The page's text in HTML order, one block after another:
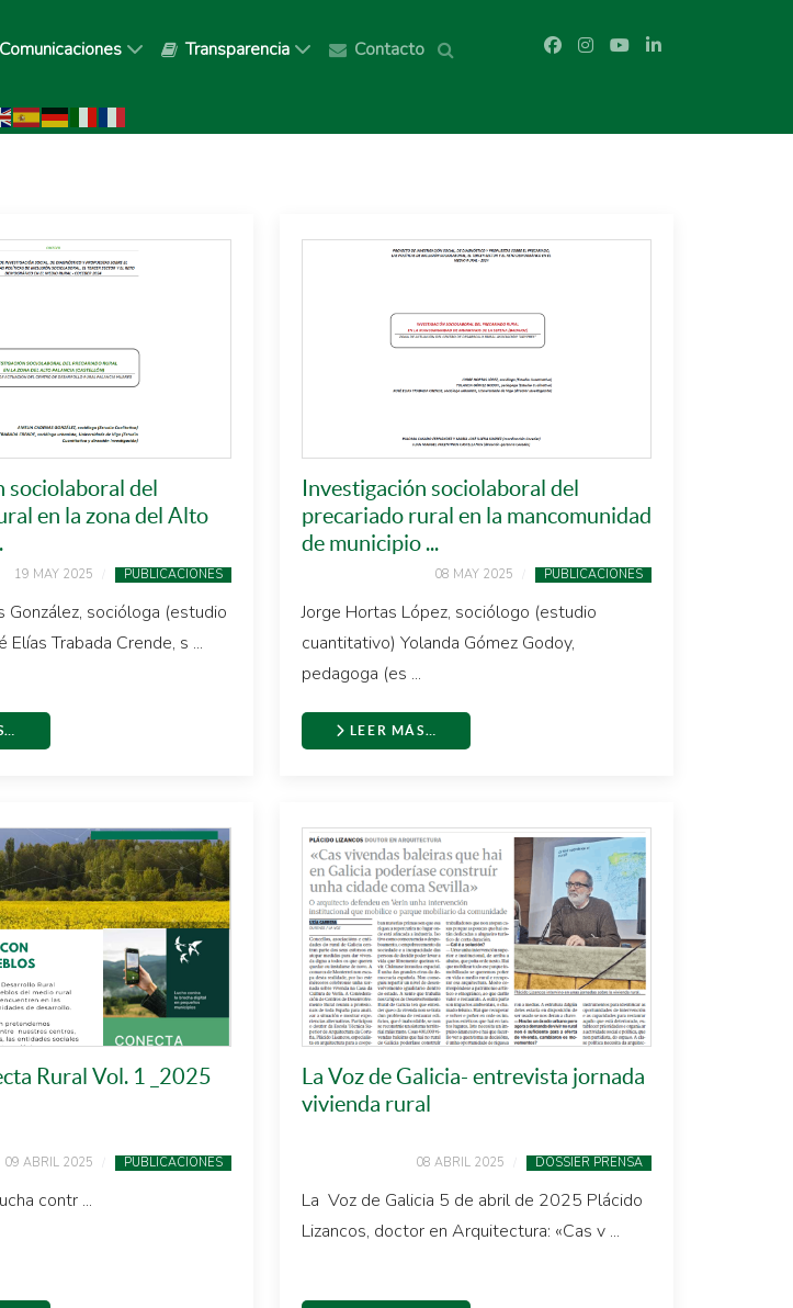
Comunicaciones Transparencia Contacto
sociolaboral del
en la zona del Alto
19 MAY 2025 PUBLICACIONES
González, socióloga (estudio
Trabada Crende, s ...
Investigación sociolaboral del
precariado rural en la mancomunidad
de municipio ...
08 MAY 2025 PUBLICACIONES
Jorge Hortas López, sociólogo (estudio
cuantitativo) Yolanda Gómez Godoy,
pedagoga (es ...
LEER MÁS…
Rural Vol. 1 _2025
09 ABRIL 2025 PUBLICACIONES
contr ...
La Voz de Galicia- entrevista jornada
vivienda rural
08 ABRIL 2025 DOSSIER PRENSA
La Voz de Galicia 5 de abril de 2025 Plácido
Lizancos, doctor en Arquitectura: «Cas v ...